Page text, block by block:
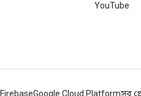
YouTube
FirebaseGoogle Cloud Platformসব